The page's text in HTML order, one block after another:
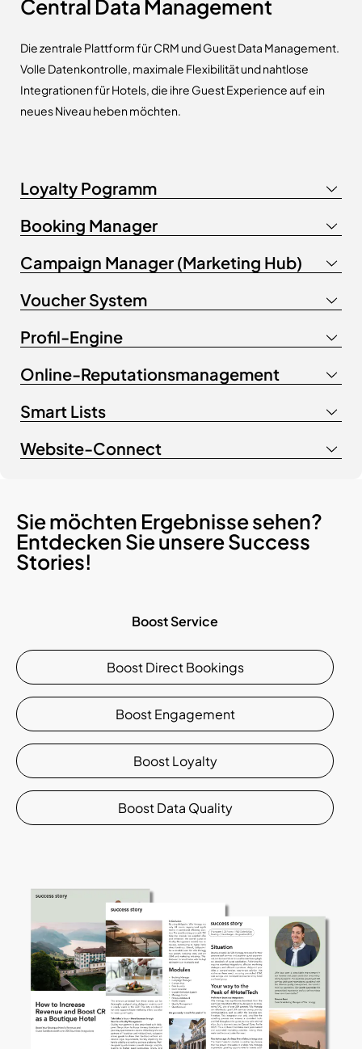
Central Data Management
Die zentrale Plattform für CRM und Guest Data Management.
Volle Datenkontrolle, maximale Flexibilität und nahtlose
Integrationen für Hotels, die ihre Guest Experience auf ein
neues Niveau heben möchten.
Loyalty Pogramm
Booking Manager
Campaign Manager (Marketing Hub)
Voucher System
Profil-Engine
Online-Reputationsmanagement
Smart Lists
Website-Connect
Sie möchten Ergebnisse sehen?
Entdecken Sie unsere Success
Stories!
Boost Service
Boost Direct Bookings
Boost Engagement
Boost Loyalty
Boost Data Quality